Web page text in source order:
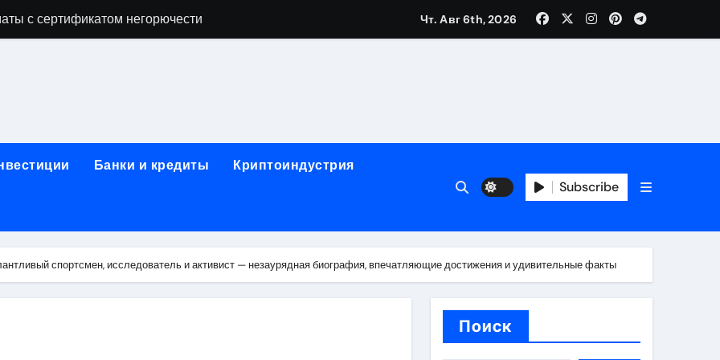
с сертификатом негорючести
и направляющих для конвейерных лент
лотков для хранения электронных компонентов
этапы строительства, проверка застройщика и сценарии оформления сделки
информация о сельскохозяйственных предприятиях
Чт. Авг 6th, 2026
Банки и кредиты Криптоиндустрия
Subscribe
спортсмен, исследователь и активист — незаурядная биография, впечатляющие достижения и удивительные факты
Поиск